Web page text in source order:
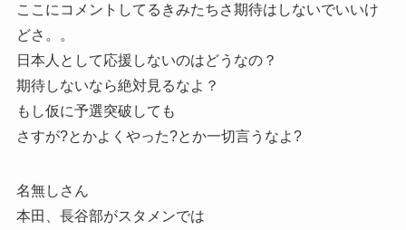
ここにコメントしてるきみたちさ期待はしないでいいけ
どさ。。
日本人として応援しないのはどうなの？
期待しないなら絶対見るなよ？
もし仮に予選突破しても
さすが?とかよくやった?とか一切言うなよ?
名無しさん
本田、長谷部がスタメンでは